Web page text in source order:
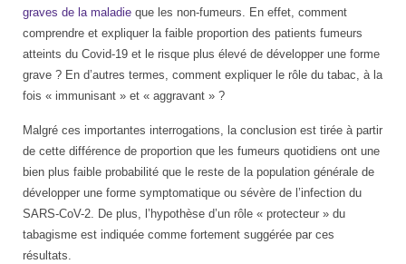
graves de la maladie que les non-fumeurs. En effet, comment
comprendre et expliquer la faible proportion des patients fumeurs
atteints du Covid-19 et le risque plus élevé de développer une forme
grave ? En d’autres termes, comment expliquer le rôle du tabac, à la
fois « immunisant » et « aggravant » ?
Malgré ces importantes interrogations, la conclusion est tirée à partir
de cette différence de proportion que les fumeurs quotidiens ont une
bien plus faible probabilité que le reste de la population générale de
développer une forme symptomatique ou sévère de l’infection du
SARS-CoV-2. De plus, l’hypothèse d’un rôle « protecteur » du
tabagisme est indiquée comme fortement suggérée par ces
résultats.